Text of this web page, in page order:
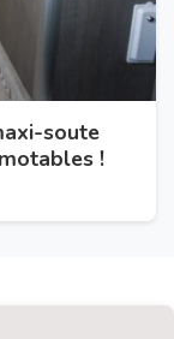
soute
!